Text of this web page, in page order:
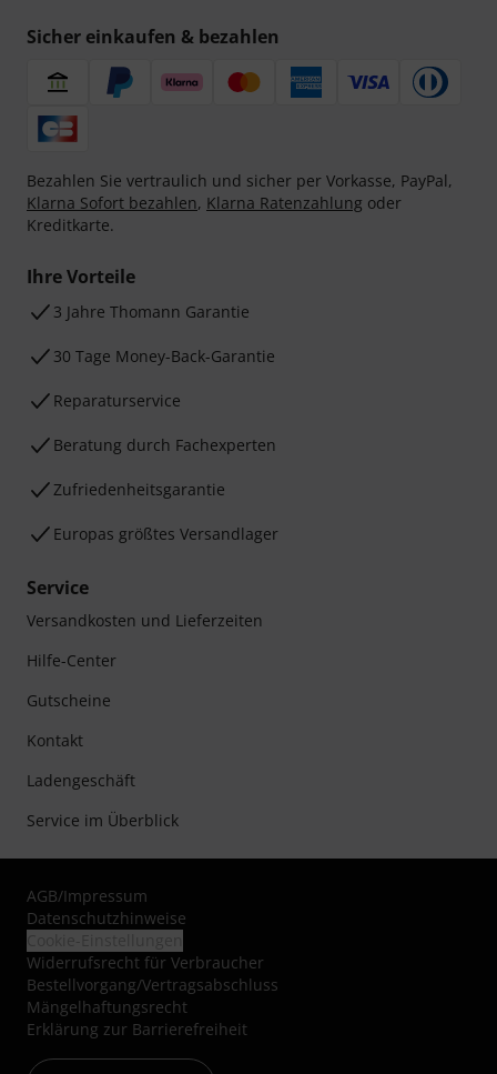
Sicher einkaufen & bezahlen
Bezahlen Sie vertraulich und sicher per Vorkasse, PayPal,
Klarna Sofort bezahlen, Klarna Ratenzahlung oder
Kreditkarte.
Ihre Vorteile
3 Jahre Thomann Garantie
30 Tage Money-Back-Garantie
Reparaturservice
Beratung durch Fachexperten
Zufriedenheitsgarantie
Europas größtes Versandlager
Service
Versandkosten und Lieferzeiten
Hilfe-Center
Gutscheine
Kontakt
Ladengeschäft
Service im Überblick
AGB/Impressum
Datenschutzhinweise
Widerrufsrecht für Verbraucher
Bestellvorgang/Vertragsabschluss
Mängelhaftungsrecht
Erklärung zur Barrierefreiheit